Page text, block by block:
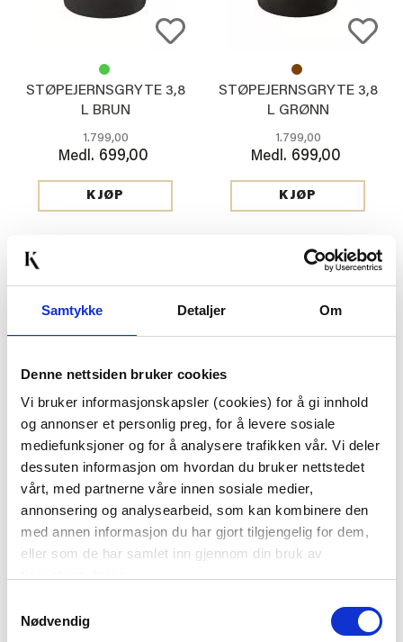
Samtykke Detaljer Om
Denne nettsiden bruker cookies
Vi bruker informasjonskapsler (cookies) for å gi innhold
og annonser et personlig preg, for å levere sosiale
mediefunksjoner og for å analysere trafikken vår. Vi deler
dessuten informasjon om hvordan du bruker nettstedet
vårt, med partnerne våre innen sosiale medier,
annonsering og analysearbeid, som kan kombinere den
med annen informasjon du har gjort tilgjengelig for dem,
eller som de har samlet inn gjennom din bruk av
Nødvendig
STØPEJERNSGRYTE 3,8
L BRUN
1.799,00
Medl. 699,00
KJØP
STØPEJERNSGRYTE 3,8
L GRØNN
1.799,00
Medl. 699,00
KJØP
50%
BESTIKKSETT ROYAL 16
STK
Medl. 499,95
KJØP
GAVEPAKKE SPESIAL
KAFFE &
HJERTESJOKOLADE
GULL
249,00
174,30
KJØP
50%